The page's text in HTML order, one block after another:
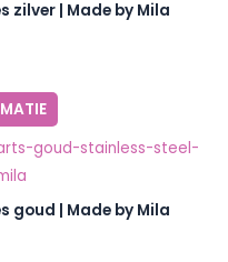
zilver | Made by Mila
goud | Made by Mila